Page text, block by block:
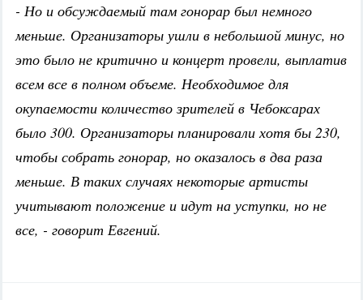
- Но и обсуждаемый там гонорар был немного
меньше. Организаторы ушли в небольшой минус, но
это было не критично и концерт провели, выплатив
всем все в полном объеме. Необходимое для
окупаемости количество зрителей в Чебоксарах
было 300. Организаторы планировали хотя бы 230,
чтобы собрать гонорар, но оказалось в два раза
меньше. В таких случаях некоторые артисты
учитывают положение и идут на уступки, но не
все, - говорит Евгений.